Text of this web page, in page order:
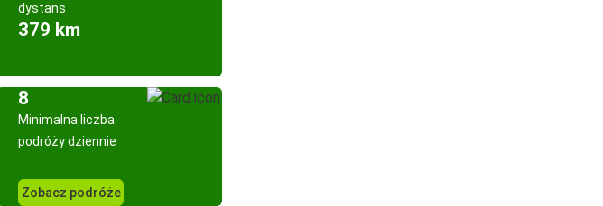
dystans
379 km
8
Minimalna liczba
podróży dziennie
Zobacz podróże